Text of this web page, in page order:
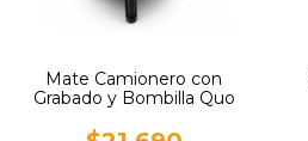
Mate Camionero con
Grabado y Bombilla Quo